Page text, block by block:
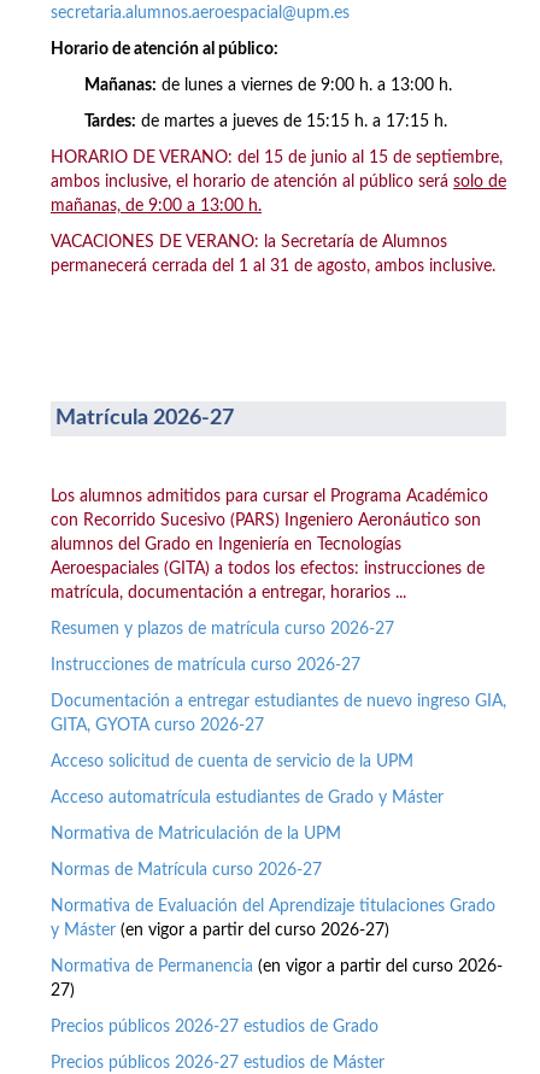
secretaria.alumnos.aeroespacial@upm.es
Horario de atención al público:
Mañanas: de lunes a viernes de 9:00 h. a 13:00 h.
Tardes: de martes a jueves de 15:15 h. a 17:15 h.
HORARIO DE VERANO: del 15 de junio al 15 de septiembre,
ambos inclusive, el horario de atención al público será solo de
mañanas, de 9:00 a 13:00 h.
VACACIONES DE VERANO: la Secretaría de Alumnos
permanecerá cerrada del 1 al 31 de agosto, ambos inclusive.
Matrícula 2026-27
Los alumnos admitidos para cursar el Programa Académico
con Recorrido Sucesivo (PARS) Ingeniero Aeronáutico son
alumnos del Grado en Ingeniería en Tecnologías
Aeroespaciales (GITA) a todos los efectos: instrucciones de
matrícula, documentación a entregar, horarios ...
Resumen y plazos de matrícula curso 2026-27
Instrucciones de matrícula curso 2026-27
Documentación a entregar estudiantes de nuevo ingreso GIA,
GITA, GYOTA curso 2026-27
Acceso solicitud de cuenta de servicio de la UPM
Acceso automatrícula estudiantes de Grado y Máster
Normativa de Matriculación de la UPM
Normas de Matrícula curso 2026-27
Normativa de Evaluación del Aprendizaje titulaciones Grado
y Máster (en vigor a partir del curso 2026-27)
Normativa de Permanencia (en vigor a partir del curso 2026-
27)
Precios públicos 2026-27 estudios de Grado
Precios públicos 2026-27 estudios de Máster